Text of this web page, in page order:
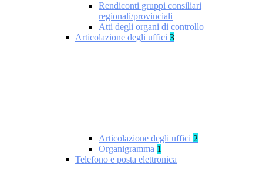
Rendiconti gruppi consiliari
regionali/provinciali
Atti degli organi di controllo
Articolazione degli uffici 3
Articolazione degli uffici 2
Organigramma 1
Telefono e posta elettronica